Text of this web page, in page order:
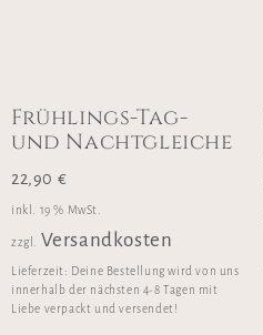
Frühlings-Tag-
und Nachtgleiche
22,90 €
inkl. 19 % MwSt.
zzgl. Versandkosten
Lieferzeit: Deine Bestellung wird von uns
innerhalb der nächsten 4-8 Tagen mit
Liebe verpackt und versendet!